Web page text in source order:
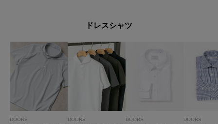
ドレスシャツ
DOORS DOORS DOORS DOORS